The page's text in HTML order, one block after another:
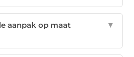
aanpak op maat
▼